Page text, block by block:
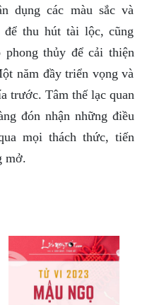
dụng các màu sắc và
để thu hút tài lộc, cũng
phong thủy để cải thiện
năm đầy triển vọng và
trước. Tâm thế lạc quan
đón nhận những điều
mọi thách thức, tiến
mở.